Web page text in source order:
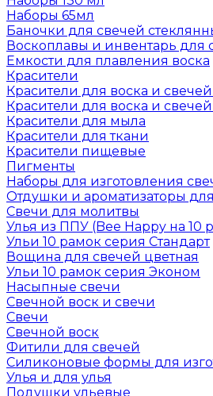
Наборы 65мл
Баночки для свечей
Воскоплавы и инвентарь для
Емкости для плавления воска
Красители
Красители для воска и
Красители для воска и
Красители для мыла
Красители для ткани
Красители пищевые
Пигменты
Наборы для изготовления
Отдушки и ароматизаторы
Свечи для молитвы
Улья из ППУ (Bee Happy на 10
Ульи 10 рамок серия Стандарт
Вощина для свечей цветная
Ульи 10 рамок серия Эконом
Насыпные свечи
Свечной воск и свечи
Свечи
Свечной воск
Фитили для свечей
Силиконовые формы для
Улья и для улья
Подушки ульевые